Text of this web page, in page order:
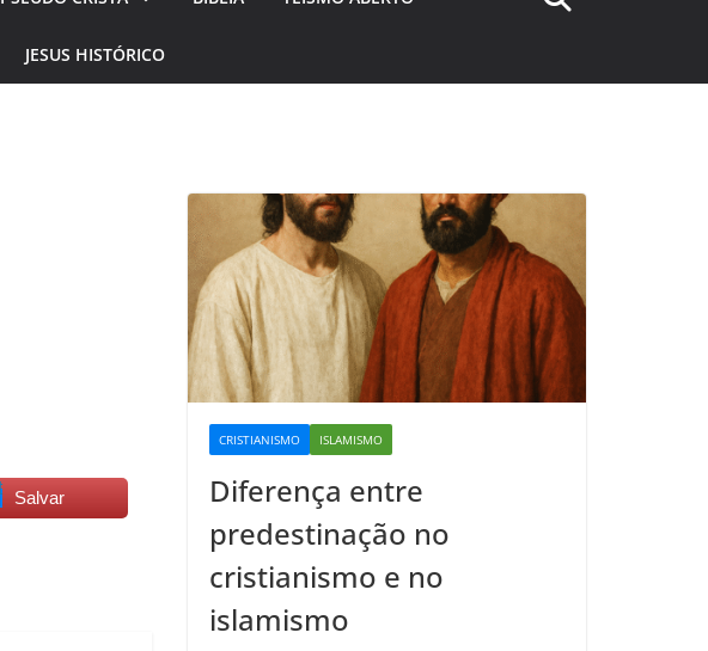
JESUS HISTÓRICO
Salvar
CRISTIANISMO ISLAMISMO
Diferença entre
predestinação no
cristianismo e no
islamismo